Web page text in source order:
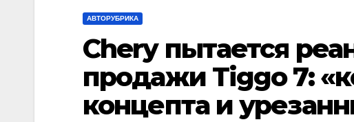
АВТОРУБРИКА
Chery пытается
продажи Tiggo 7:
концепта и